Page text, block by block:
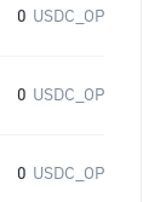
0 USDC_OP
0 USDC_OP
0 USDC_OP